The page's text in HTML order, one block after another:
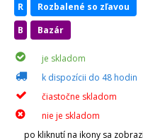
R
Rozbalené so zľavou
B
Bazár
je skladom
k dispozícii do 48 hodin
čiastočne skladom
nie je skladom
po kliknutí na ikony sa